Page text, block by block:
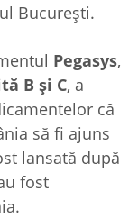
Bucureşti.
Pegasys,
B şi C, a
că
să fi ajuns
lansată după
fost